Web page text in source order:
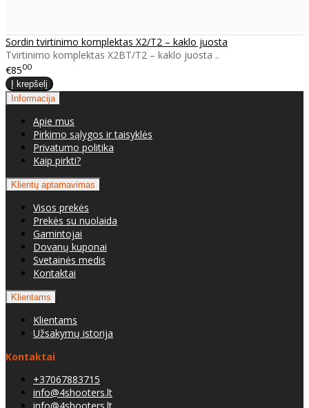
Sordin tvirtinimo komplektas X2/T2 – kaklo juosta
Tvirtinimo komplektas X2BT/T2 – kaklo juosta ..
€8500
Informacija
Apie mus
Pirkimo sąlygos ir taisyklės
Privatumo politika
Kaip pirkti?
Klientų aptarnavimas
Visos prekės
Prekės su nuolaida
Gamintojai
Dovanų kuponai
Svetainės medis
Kontaktai
Klientams
Klientams
Užsakymų istorija
Kontaktai
+37067883715
info@4shooters.lt
info@4shooters.lt